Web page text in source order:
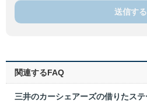
送信する
関連するFAQ